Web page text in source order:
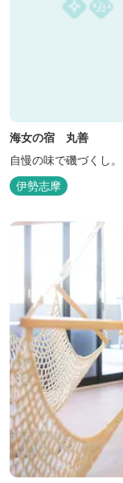
海女の宿 丸善
自慢の味で磯づくし。
伊勢志摩